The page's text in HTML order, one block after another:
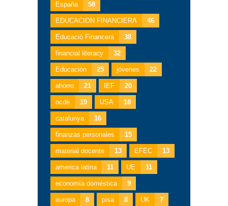
España 58
EDUCACION FINANCIERA 46
Educació Financera 38
financial literacy 32
Educación 25 jóvenes 22
ahorro 21 IEF 20
ocde 19 USA 18
catalunya 16
finanzas personales 15
material docente 13 EFEC 13
america latina 11 UE 11
economía doméstica 9
europa 8 pisa 8 UK 7